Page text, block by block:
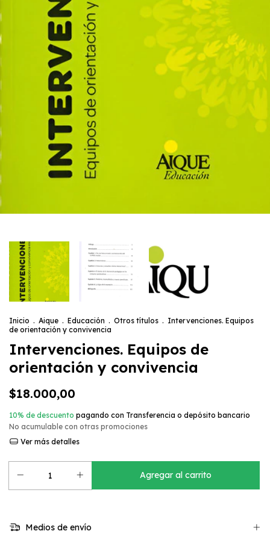
Inicio . Aique . Educación . Otros títulos . Intervenciones. Equipos
de orientación y convivencia
Intervenciones. Equipos de
orientación y convivencia
$18.000,00
10% de descuento pagando con Transferencia o depósito bancario
No acumulable con otras promociones
Ver más detalles
Medios de envío